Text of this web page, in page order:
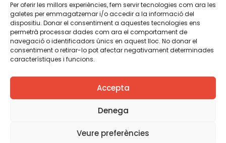
Per oferir les millors experiències, fem servir tecnologies com ara les
galetes per emmagatzemar i/o accedir a la informació del
dispositiu. Donar el consentiment a aquestes tecnologies ens
permetrà processar dades com ara el comportament de
navegació o identificadors únics en aquest lloc. No donar el
consentiment o retirar-lo pot afectar negativament determinades
característiques i funcions.
Accepta
Denega
Veure preferències
TWT YTB IG FB IN
Avís legalPolítica de cookies
Creiem que el coneixement s’ha de compartir. Per això
fem servir una llicència Creative Commons, llevat que en
algun material indiquem el contrari. Us animem a copiar,
redistribuir, remesclar o transformar i crear els continguts
comercial. Només us demanem que reconegueu